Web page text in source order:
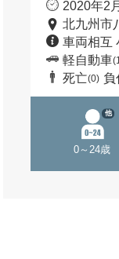
2020年2
北九州市
車両相互
軽自動車
死亡(0) 負
0～24歳
他